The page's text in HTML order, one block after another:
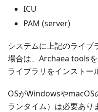
ICU
PAM (server)
システムに上記のライブ
場合は、Archaea tools
ライブラリをインストー
OSがWindowsやmacOS
ランタイム）は必要あり